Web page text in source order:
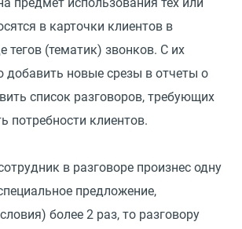
в карточки клиентов в
тегов (тематик) звонков. С их
новые срезы в отчеты о
список разговоров, требующих
потребности клиентов.
в разговоре произнес одну
предложение,
более 2 раз, то разговору